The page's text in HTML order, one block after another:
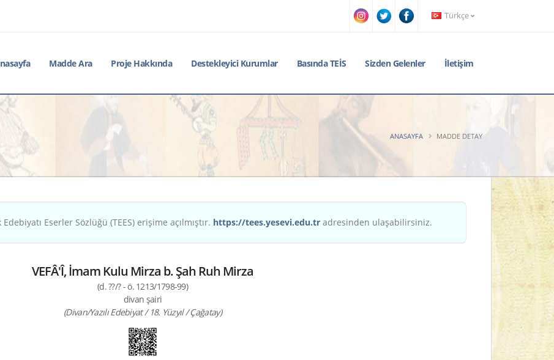
Türkçe
Madde Ara Proje Hakkında Destekleyici Kurumlar Basında TEİS Sizden Gelenler İletişim
ANASAYFA MADDE DETAY
Eserler Sözlüğü (TEES) erişime açılmıştır. https://tees.yesevi.edu.tr adresinden ulaşabilirsiniz.
VEFÂ'Î, İmam Kulu Mirza b. Şah Ruh Mirza
(d. ??/? - ö. 1213/1798-99)
divan şairi
(Divan/Yazılı Edebiyat / 18. Yüzyıl / Çağatay)